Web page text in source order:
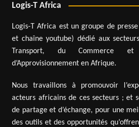
Logis-T Africa
Logis-T Africa est un groupe de
et chaîne youtube) dédié aux
Transport, du Commerce
d’Approvisionnement en Afrique.
Nous travaillons à promouvoir
acteurs africains de ces secteurs ; et
de partage et d’échange, pour une
des outils et des opportunités